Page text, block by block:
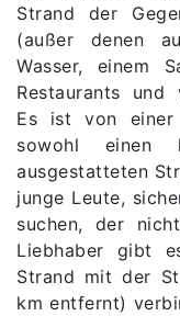
Strand der
(außer denen
Wasser, einem
Restaurants und
Es ist von einer
sowohl einen
ausgestatteten
junge Leute,
suchen, der
Liebhaber gibt
Strand mit der
km entfernt)